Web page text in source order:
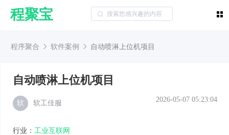
程聚宝
程序聚合 软件案例 自动喷淋上位机项目
自动喷淋上位机项目
软 软工佳服 2026-05-07 05:23:04
行业： 工业互联网